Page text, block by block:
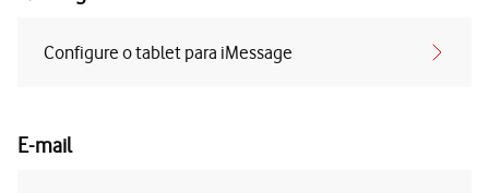
Configure o tablet para iMessage
E-mail